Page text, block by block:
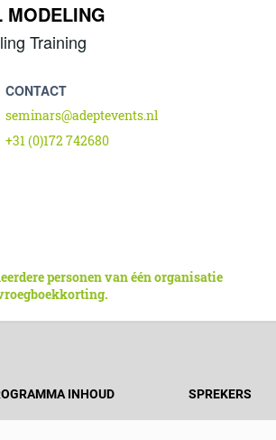
MODELING
Training
CONTACT
seminars@adeptevents.nl
+31 (0)172 742680
personen van één organisatie
INHOUD SPREKERS